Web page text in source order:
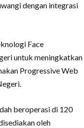
dengan integrasi
Face
untuk meningkatkan
Progressive Web
beroperasi di 120
oleh